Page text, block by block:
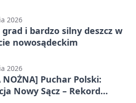
2026
grad i bardzo silny deszcz w
nowosądeckim
2026
NOŻNA] Puchar Polski:
Nowy Sącz – Rekord